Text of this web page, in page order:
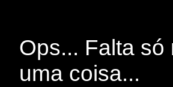
Ops... Falta só
uma coisa...